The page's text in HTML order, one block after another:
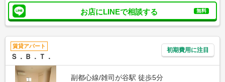
お店にLINEで相談する 無料
賃貸アパート
Ｓ．Ｂ．Ｔ．
初期費用に注目
副都心線/雑司が谷駅 徒歩5分